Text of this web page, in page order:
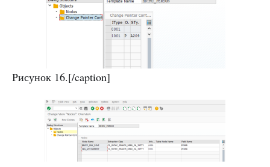
Рисунок 16.[/caption]